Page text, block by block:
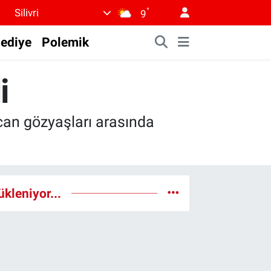
Silivri 9°
Polemik
gözyaşları arasında